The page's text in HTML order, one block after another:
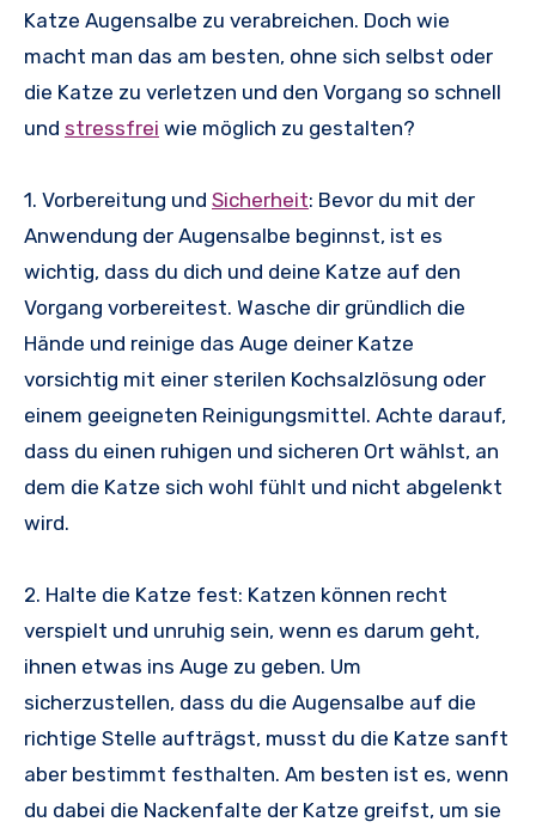
Katze Augensalbe zu verabreichen. Doch wie
macht man das am besten, ohne sich selbst oder
die Katze zu verletzen und den Vorgang so schnell
und stressfrei wie möglich zu gestalten?
1. Vorbereitung und Sicherheit: Bevor du mit der
Anwendung der Augensalbe beginnst, ist es
wichtig, dass du dich und deine Katze auf den
Vorgang vorbereitest. Wasche dir gründlich die
Hände und reinige das Auge deiner Katze
vorsichtig mit einer sterilen Kochsalzlösung oder
einem geeigneten Reinigungsmittel. Achte darauf,
dass du einen ruhigen und sicheren Ort wählst, an
dem die Katze sich wohl fühlt und nicht abgelenkt
wird.
2. Halte die Katze fest: Katzen können recht
verspielt und unruhig sein, wenn es darum geht,
ihnen etwas ins Auge zu geben. Um
sicherzustellen, dass du die Augensalbe auf die
richtige Stelle aufträgst, musst du die Katze sanft
aber bestimmt festhalten. Am besten ist es, wenn
du dabei die Nackenfalte der Katze greifst, um sie